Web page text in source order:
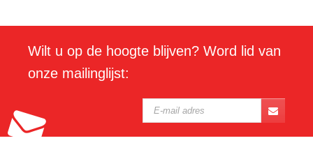
Wilt u op de hoogte blijven? Word lid van
onze mailinglijst: